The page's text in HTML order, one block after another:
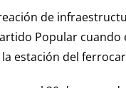
de
Popular
estación del